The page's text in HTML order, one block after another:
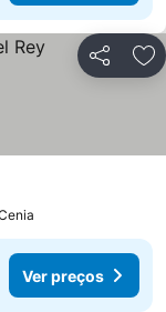
Partilhar
Ver preços